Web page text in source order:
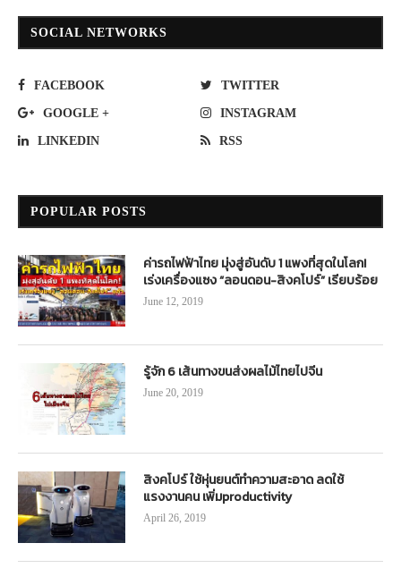
SOCIAL NETWORKS
FACEBOOK TWITTER
GOOGLE + INSTAGRAM
LINKEDIN RSS
POPULAR POSTS
ค่ารถไฟฟ้าไทย มุ่งสู่อันดับ 1 แพงที่สุดในโลก!
เร่งเครื่องแซง “ลอนดอน-สิงคโปร์” เรียบร้อย
June 12, 2019
รู้จัก 6 เส้นทางขนส่งผลไม้ไทยไปจีน
June 20, 2019
สิงคโปร์ ใช้หุ่นยนต์ทำความสะอาด ลดใช้
แรงงานคน เพิ่มproductivity
April 26, 2019